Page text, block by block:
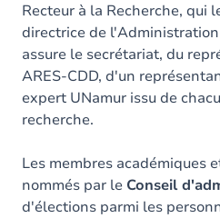
Recteur à la Recherche, qui
directrice de
assure le secrétariat, du
ARES-CDD, d'un
expert UNamur issu de
recherche.
Les membres académiques
nommés par le Conseil
d'élections parmi les